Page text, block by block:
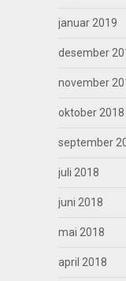
januar 2019
desember
november
oktober 2018
september
juli 2018
juni 2018
mai 2018
april 2018